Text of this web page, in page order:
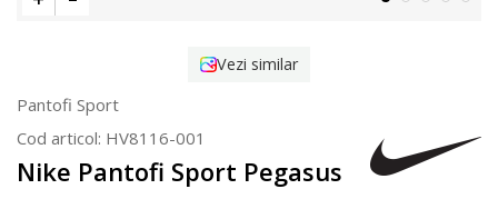
Vezi similar
Pantofi Sport
Cod articol: HV8116-001
Nike Pantofi Sport Pegasus